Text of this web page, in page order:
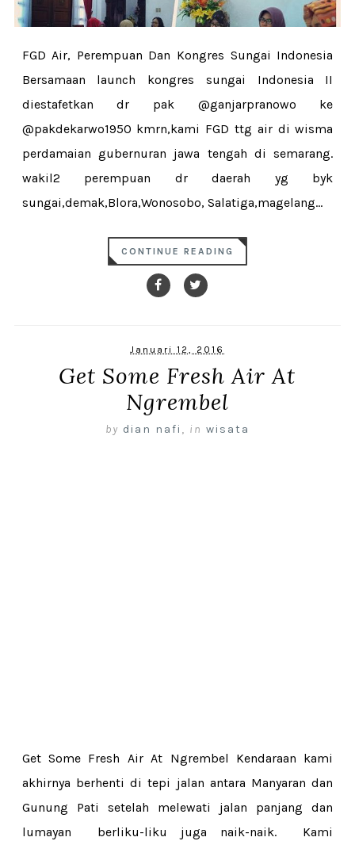
FGD Air, Perempuan Dan Kongres Sungai Indonesia
Bersamaan launch kongres sungai Indonesia II
diestafetkan dr pak @ganjarpranowo ke
@pakdekarwo1950 kmrn,kami FGD ttg air di wisma
perdamaian gubernuran jawa tengah di semarang.
wakil2 perempuan dr daerah yg byk
sungai,demak,Blora,Wonosobo, Salatiga,magelang...
CONTINUE READING
Januari 12, 2016
Get Some Fresh Air At
Ngrembel
by dian nafi , in wisata
Get Some Fresh Air At Ngrembel Kendaraan kami
akhirnya berhenti di tepi jalan antara Manyaran dan
Gunung Pati setelah melewati jalan panjang dan
lumayan berliku-liku juga naik-naik. Kami